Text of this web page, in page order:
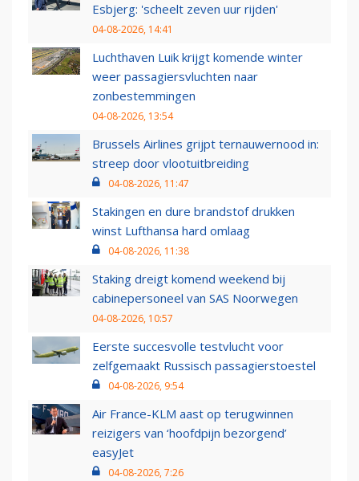
Esbjerg: 'scheelt zeven uur rijden'
04-08-2026, 14:41
Luchthaven Luik krijgt komende winter
weer passagiersvluchten naar
zonbestemmingen
04-08-2026, 13:54
Brussels Airlines grijpt ternauwernood in:
streep door vlootuitbreiding
04-08-2026, 11:47
Stakingen en dure brandstof drukken
winst Lufthansa hard omlaag
04-08-2026, 11:38
Staking dreigt komend weekend bij
cabinepersoneel van SAS Noorwegen
04-08-2026, 10:57
Eerste succesvolle testvlucht voor
zelfgemaakt Russisch passagierstoestel
04-08-2026, 9:54
Air France-KLM aast op terugwinnen
reizigers van ‘hoofdpijn bezorgend’
easyJet
04-08-2026, 7:26